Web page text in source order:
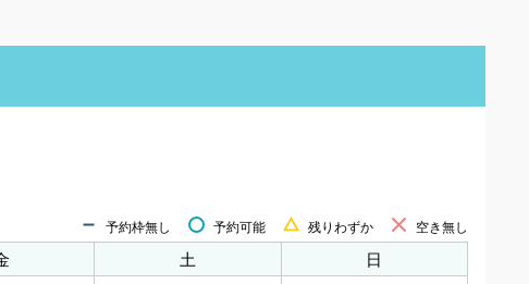
予約枠無し 予約可能 残りわずか 空き無し
土
日